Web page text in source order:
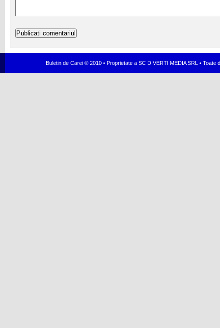
Buletin de Carei ® 2010 • Proprietate a SC DIVERTI MEDIA SRL •